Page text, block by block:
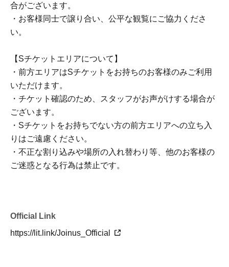
合がございます。
・お客様同士で譲り合い、公平な観覧にご協力くださ
い。
【Sチケットエリアについて】
・前方エリアはSチケットをお持ちのお客様のみご利用
いただけます。
・チケット確認のため、スタッフがお声がけする場合が
ございます。
・Sチケットをお持ちでない方の前方エリアへの立ち入
りはご遠慮ください。
・不正な割り込みや場所の入れ替わり等、他のお客様の
ご迷惑となる行為は禁止です。
Official Link
https://lit.link/Joinus_Official